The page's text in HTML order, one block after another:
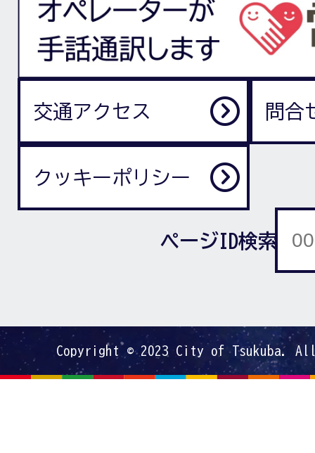
交通アクセス 問合
クッキーポリシー
ページID検索
Copyright © 2023 City of Tsukuba.